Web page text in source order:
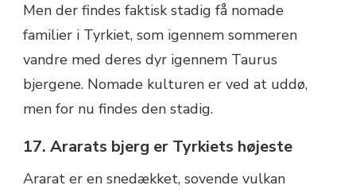
Men der findes faktisk stadig få nomade
familier i Tyrkiet, som igennem sommeren
vandre med deres dyr igennem Taurus
bjergene. Nomade kulturen er ved at uddø,
men for nu findes den stadig.
17. Ararats bjerg er Tyrkiets højeste
Ararat er en snedækket, sovende vulkan